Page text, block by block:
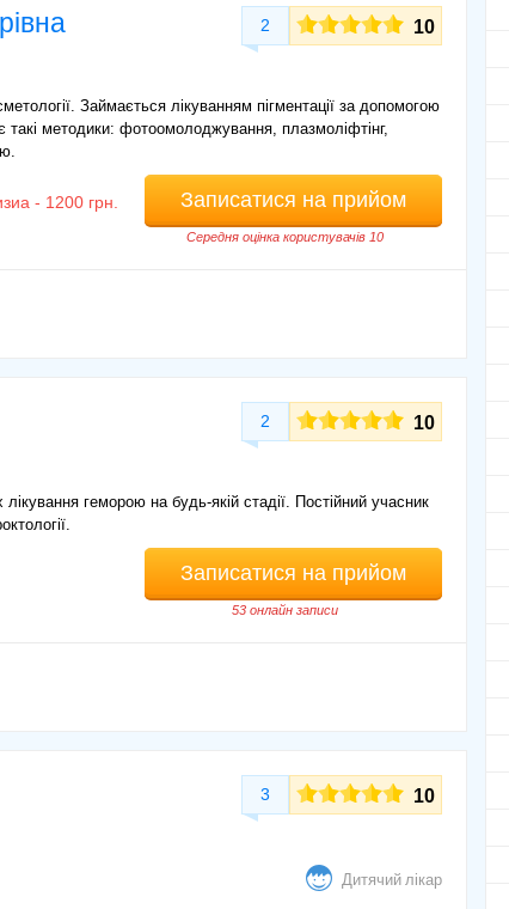
2 10
Займається лікуванням пігментації за допомогою
такі методики: фотоомолоджування, плазмоліфтінг,
Записатися на прийом
Середня оцінка користувачів 10
- 1200 грн.
2 10
геморою на будь-якій стадії. Постійний учасник
Записатися на прийом
53 онлайн записи
3 10
Дитячий лікар